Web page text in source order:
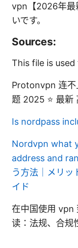
vpn【2026年最
いです。
Sources:
This file is
Protonvpn 连不
题 2025 ⭐ 最新
Is nordpass
Nordvpn what
address and
う方法｜メリッ
イド
在中国使用 vpn
读：法规、合规